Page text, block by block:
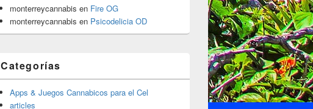
monterreycannabis en Fire OG
monterreycannabis en Psicodelicia OD
Categorías
Apps & Juegos Cannabicos para el Cel
articles